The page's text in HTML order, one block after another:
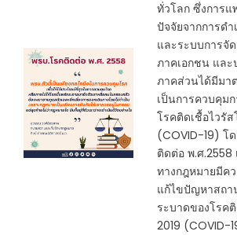
ทั่วโลก ซึ่งการแ
ปัจจัยจากการด
และระบบการจั
ภาคเอกชน แล
ภาคส่วนได้มีมา
เป็นการควบคุม
โรคติดเชื้อไวรั
(COVID-19) โ
ติดต่อ พ.ศ.2558
ทางกฎหมายมีค
แก้ไขปัญหาสถ
ระบาดของโรค
2019 (COVID-